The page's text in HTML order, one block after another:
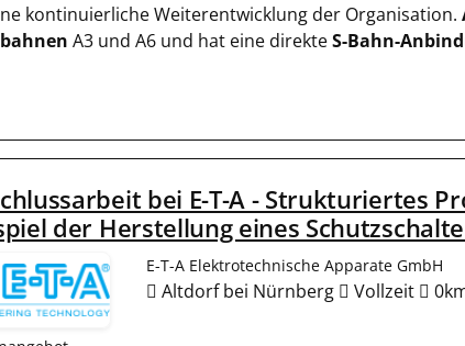
kontinuierliche Weiterentwicklung der Organisation.
A3 und A6 und hat eine direkteS-Bahn-
bei E-T-A - Strukturiertes
der Herstellung eines
E-T-A Elektrotechnische Apparate GmbH
Altdorf bei Nürnberg Vollzeit